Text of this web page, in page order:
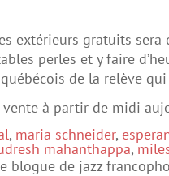
extérieurs gratuits
perles et y faire
de la relève
à partir de midi
, maria schneider,
mahanthappa,
blogue de jazz